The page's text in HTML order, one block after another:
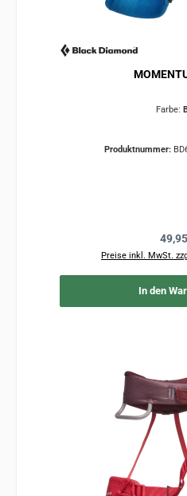
Farbe:
Produktnummer:
Preise inkl. MwSt.
In den